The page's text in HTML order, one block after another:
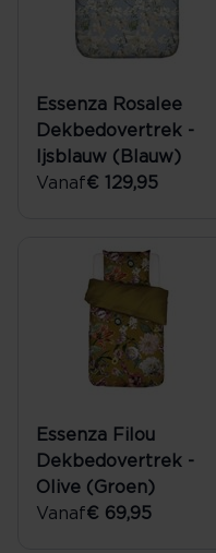
Essenza Rosalee
Dekbedovertrek -
Ijsblauw (Blauw)
Vanaf€ 129,95
Essenza Filou
Dekbedovertrek -
Olive (Groen)
Vanaf€ 69,95